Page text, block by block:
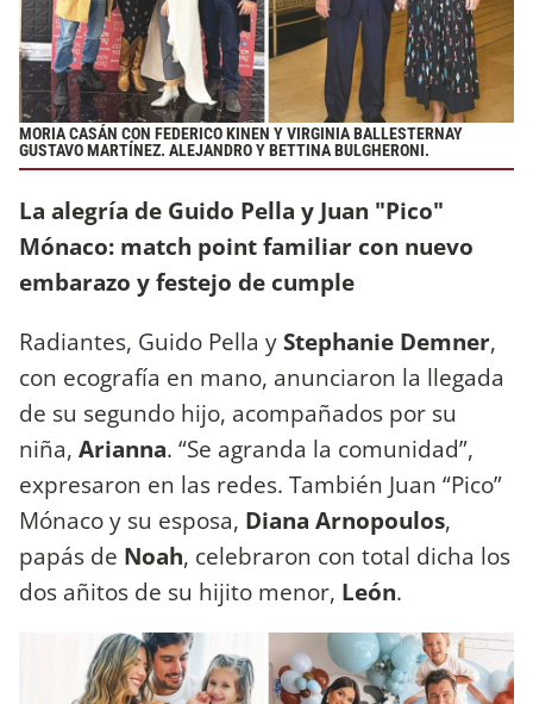
MORIA CASÁN CON FEDERICO KINEN Y VIRGINIA BALLESTERNAY
GUSTAVO MARTÍNEZ. ALEJANDRO Y BETTINA BULGHERONI.
La alegría de Guido Pella y Juan "Pico"
Mónaco: match point familiar con nuevo
embarazo y festejo de cumple
Radiantes, Guido Pella yStephanie Demner,
con ecografía en mano, anunciaron la llegada
de su segundo hijo, acompañados por su
niña, Arianna. “Se agranda la comunidad”,
expresaron en las redes. También Juan “Pico”
Mónaco y su esposa, Diana Arnopoulos,
papás de Noah, celebraron con total dicha los
dos añitos de su hijito menor, León.